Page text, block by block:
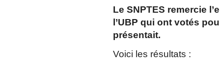
Le SNPTES remercie
l’UBP qui ont votés
présentait.
Voici les résultats :